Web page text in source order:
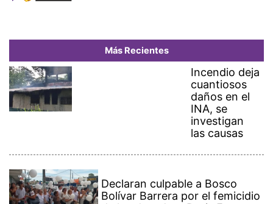
Más Recientes
Incendio deja
cuantiosos
daños en el
INA, se
investigan
las causas
Bolívar Barrera por el femicidio
de la educadora Doris Franco